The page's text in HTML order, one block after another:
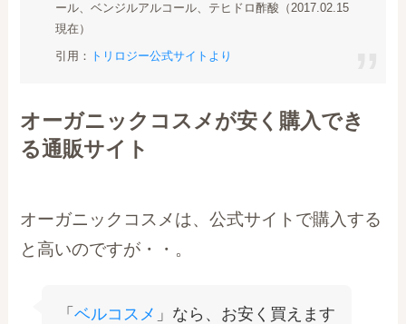
ール、ベンジルアルコール、テヒドロ酢酸（2017.02.15
現在）
引用： トリロジー公式サイトより
オーガニックコスメが安く購入でき
る通販サイト
オーガニックコスメは、公式サイトで購入する
と高いのですが・・。
「ベルコスメ 」なら、お安く買えます